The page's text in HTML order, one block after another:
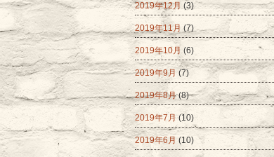
2019年12月 (3)
2019年11月 (7)
2019年10月 (6)
2019年9月 (7)
2019年8月(8)
2019年7月 (10)
2019年6月 (10)